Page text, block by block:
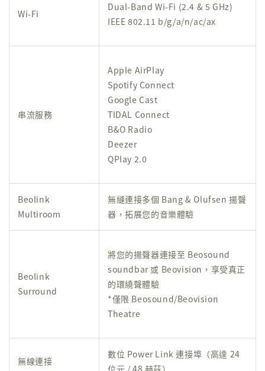
Wi-Fi
Dual-Band Wi-Fi (2.4 & 5 GHz)
IEEE 802.11 b/g/a/n/ac/ax
串流服務
Apple AirPlay
Spotify Connect
Google Cast
TIDAL Connect
B&O Radio
Deezer
QPlay 2.0
Beolink
Multiroom
無縫連接多個 Bang & Olufsen 揚聲
器，拓展您的音樂體驗
Beolink
Surround
將您的揚聲器連接至 Beosound
soundbar 或 Beovision，享受真正
的環繞聲體驗
*僅限 Beosound/Beovision
Theatre
無線連接
數位 Power Link 連接埠（高達 24
位元 / 48 赫茲）